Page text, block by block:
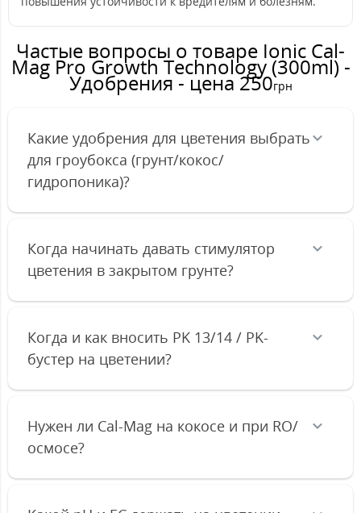
Частые вопросы о товаре Ionic Cal-
Mag Pro Growth Technology (300ml) -
Удобрения - цена 250грн
Какие удобрения для цветения выбрать
для гроубокса (грунт/кокос/
гидропоника)?
Когда начинать давать стимулятор
цветения в закрытом грунте?
Когда и как вносить PK 13/14 / PK-
бустер на цветении?
Нужен ли Cal-Mag на кокосе и при RO/
осмосе?